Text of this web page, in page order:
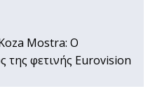
Mostra: Ο
της φετινής Εurovision